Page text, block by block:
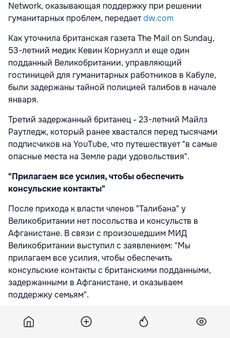
Network, оказывающая поддержку при решении
гуманитарных проблем, передаетdw.com
Как уточнила британская газета The Mail on Sunday,
53-летний медик Кевин Корнуэлл и еще один
подданный Великобритании, управляющий
гостиницей для гуманитарных работников в Кабуле,
были задержаны тайной полицией талибов в начале
января.
Третий задержанный британец - 23-летний Майлз
Раутледж, который ранее хвастался перед тысячами
подписчиков на YouTube, что путешествует "в самые
опасные места на Земле ради удовольствия".
"Прилагаем все усилия, чтобы обеспечить
консульские контакты"
После прихода к власти членов "Талибана" у
Великобритании нет посольства и консульств в
Афганистане. В связи с произошедшим МИД
Великобритании выступил с заявлением: "Мы
прилагаем все усилия, чтобы обеспечить
консульские контакты с британскими подданными,
задержанными в Афганистане, и оказываем
поддержку семьям".
Представитель Presidium Network Скотт Ричардс в
свою очередь выразил уверенность, что британцы